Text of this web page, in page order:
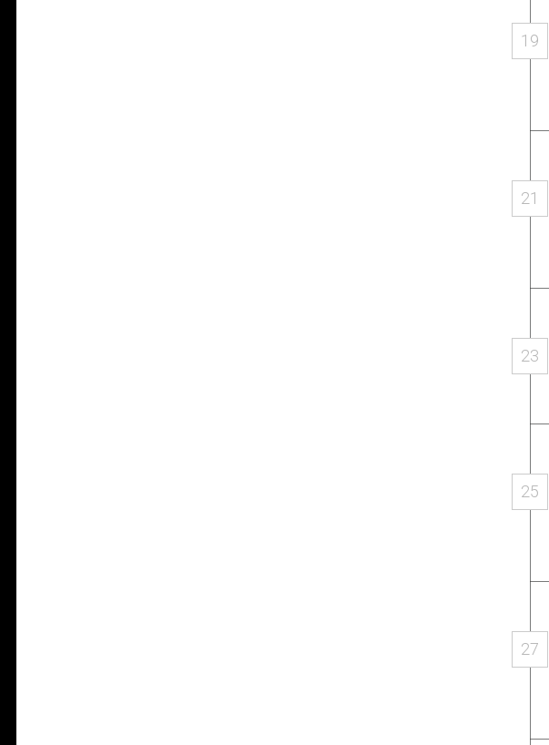
19
21
23
25
27